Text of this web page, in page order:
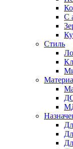
С
Стиль